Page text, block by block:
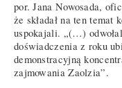
por. Jana Nowosada,
że składał na ten temat
uspokajali. „(…)
doświadczenia z roku
demonstracyjną
zajmowania Zaolzia”.